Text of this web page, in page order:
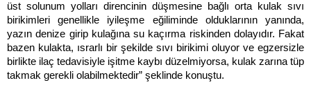
üst solunum yolları direncinin düşmesine bağlı orta kulak sıvı
birikimleri genellikle iyileşme eğiliminde olduklarının yanında,
yazın denize girip kulağına su kaçırma riskinden dolayıdır. Fakat
bazen kulakta, ısrarlı bir şekilde sıvı birikimi oluyor ve egzersizle
birlikte ilaç tedavisiyle işitme kaybı düzelmiyorsa, kulak zarına tüp
takmak gerekli olabilmektedir” şeklinde konuştu.